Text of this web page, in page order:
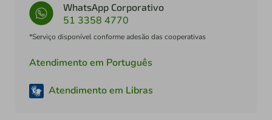
WhatsApp Corporativo
51 3358 4770
*Serviço disponível conforme adesão das cooperativas
Atendimento em Português
Atendimento em Libras